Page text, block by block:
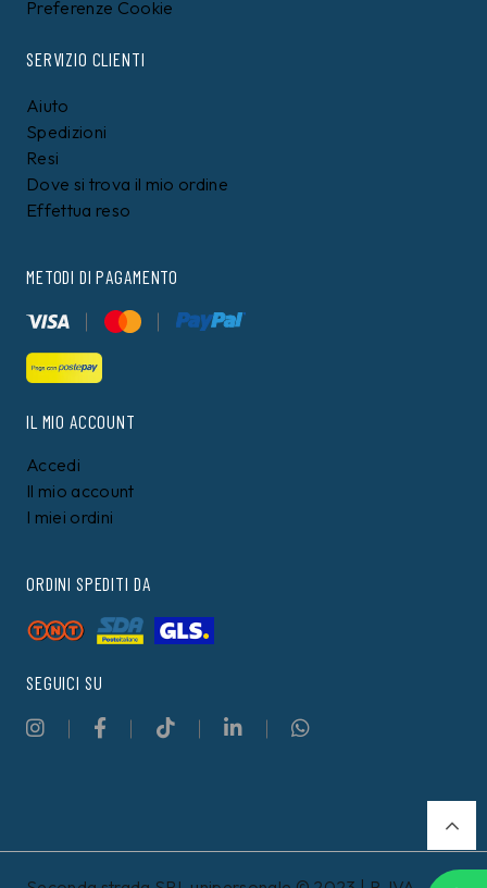
Preferenze Cookie
SERVIZIO CLIENTI
Aiuto
Spedizioni
Resi
Dove si trova il mio ordine
Effettua reso
METODI DI PAGAMENTO
IL MIO ACCOUNT
Accedi
Il mio account
I miei ordini
ORDINI SPEDITI DA
SEGUICI SU